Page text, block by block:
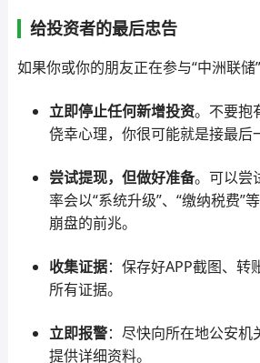
给投资者的最后忠告
如果你或你的朋友正在参与“中洲联储”
立即停止任何新增投资。不要抱
侥幸心理，你很可能就是接最后
尝试提现，但做好准备。可以尝
率会以“系统升级”、“缴纳税费”
崩盘的前兆。
收集证据：保存好APP截图、转
所有证据。
立即报警：尽快向所在地公安机
提供详细资料。